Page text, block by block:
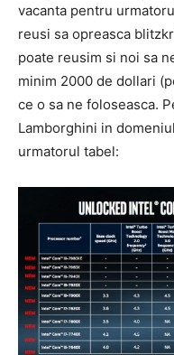
vacanta pentru
reusi sa opreasca
poate reusim si noi sa
minim 2000 de dollari
ce o sa ne foloseasca.
Lamborghini in
urmatorul tabel: